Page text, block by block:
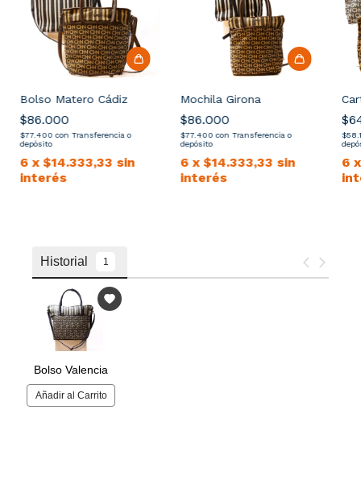
Bolso Matero Cádiz
$86.000
$77.400con Transferencia o
depósito
6 x$14.333,33 sin
interés
Mochila Girona
$86.000
$77.400con Transferencia o
depósito
6 x$14.333,33 sin
interés
6